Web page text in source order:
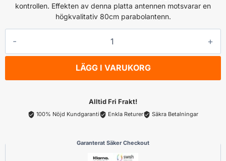
kontrollen. Effekten av denna platta antennen motsvarar en
högkvalitativ 80cm parabolantenn.
LÄGG I VARUKORG
Alltid Fri Frakt!
100% Nöjd Kundgaranti Enkla Returer Säkra Betalningar
Garanterat Säker Checkout